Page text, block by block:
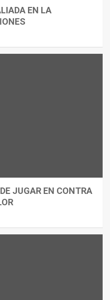
EN LA
JUGAR EN CONTRA